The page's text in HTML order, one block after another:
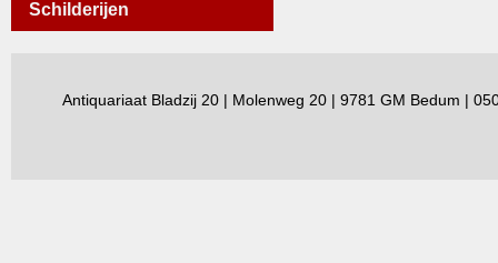
Schilderijen
Antiquariaat Bladzij 20 | Molenweg 20 | 9781 GM Bedum |